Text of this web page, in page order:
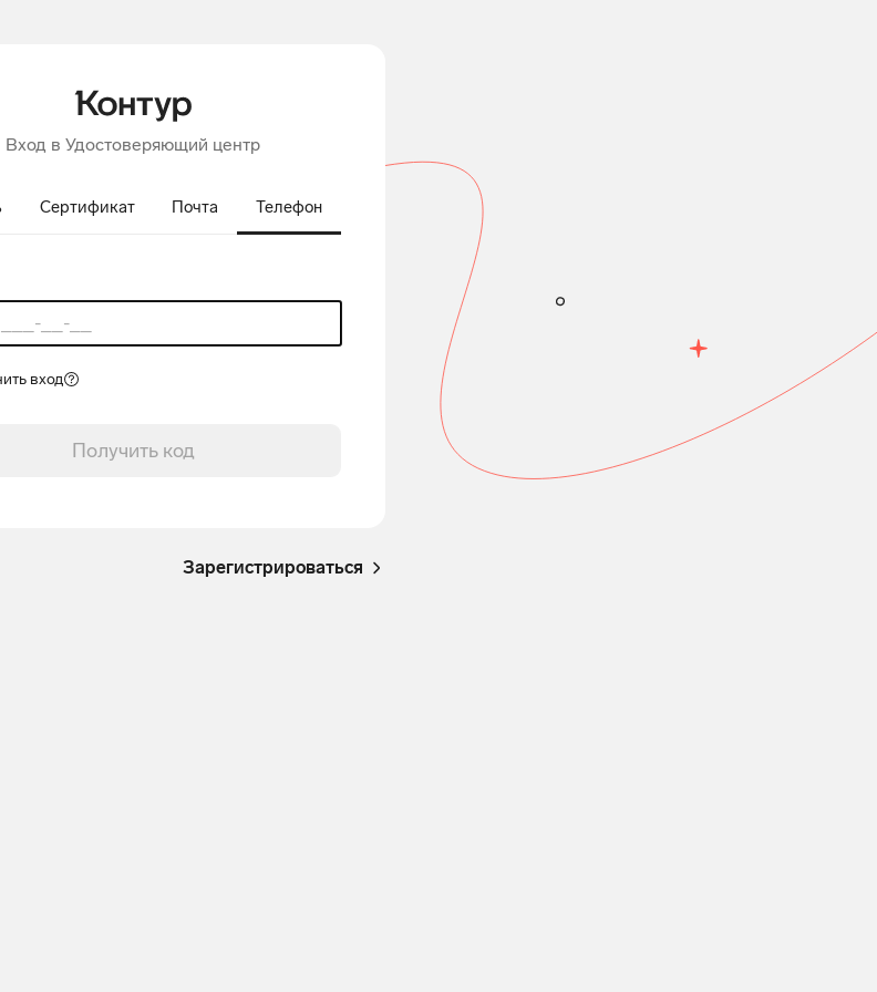
Вход в Удостоверяющий центр
Сертификат Почта Телефон
вход
Получить код
Зарегистрироваться